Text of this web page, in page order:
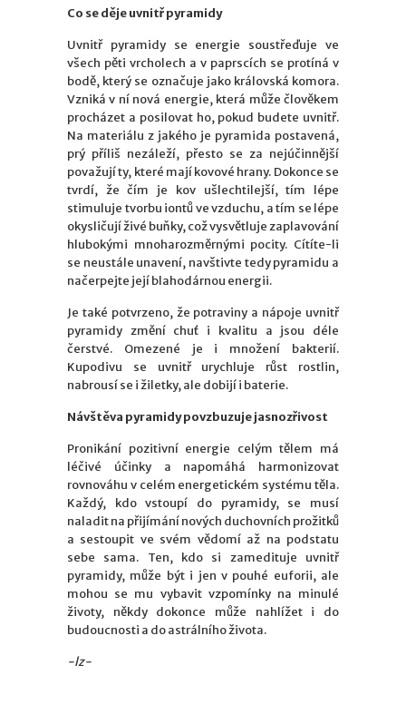
Co se děje uvnitř pyramidy
Uvnitř pyramidy se energie soustřeďuje ve
všech pěti vrcholech a v paprscích se protíná v
bodě, který se označuje jako královská komora.
Vzniká v ní nová energie, která může člověkem
procházet a posilovat ho, pokud budete uvnitř.
Na materiálu z jakého je pyramida postavená,
prý příliš nezáleží, přesto se za nejúčinnější
považují ty, které mají kovové hrany. Dokonce se
tvrdí, že čím je kov ušlechtilejší, tím lépe
stimuluje tvorbu iontů ve vzduchu, a tím se lépe
okysličují živé buňky, což vysvětluje zaplavování
hlubokými mnoharozměrnými pocity. Cítíte-li
se neustále unavení, navštivte tedy pyramidu a
načerpejte její blahodárnou energii.
Je také potvrzeno, že potraviny a nápoje uvnitř
pyramidy změní chuť i kvalitu a jsou déle
čerstvé. Omezené je i množení bakterií.
Kupodivu se uvnitř urychluje růst rostlin,
nabrousí se i žiletky, ale dobijí i baterie.
Návštěva pyramidy povzbuzuje jasnozřivost
Pronikání pozitivní energie celým tělem má
léčivé účinky a napomáhá harmonizovat
rovnováhu v celém energetickém systému těla.
Každý, kdo vstoupí do pyramidy, se musí
naladit na přijímání nových duchovních prožitků
a sestoupit ve svém vědomí až na podstatu
sebe sama. Ten, kdo si zamedituje uvnitř
pyramidy, může být i jen v pouhé euforii, ale
mohou se mu vybavit vzpomínky na minulé
životy, někdy dokonce může nahlížet i do
budoucnosti a do astrálního života.
-lz-